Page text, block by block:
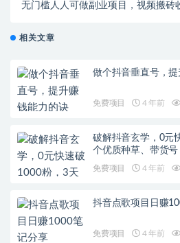
无门槛人人可做副业项目，视频搬砖
相关文章
做个抖音垂直号，提
免费项目 4 年前
破解抖音玄学，0元
个优质种草、带货号
免费项目 4 年前
抖音点歌项目日赚
免费项目 4 年前